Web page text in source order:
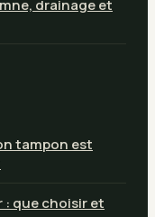
drainage et
tampon est
que choisir et